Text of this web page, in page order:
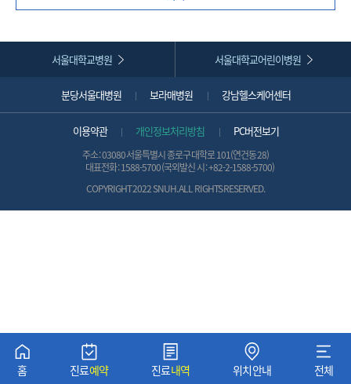
서울대학교병원 서울대학교어린이병원
분당서울대병원 보라매병원 강남헬스케어센터
이용약관 개인정보처리방침 PC버전보기
주소 : 03080 서울특별시 종로구 대학로 101(연건동 28)
대표전화 :1588-5700 (국외발신 시 :+82-2-1588-5700)
COPYRIGHT 2022 SNUH. ALL RIGHTS RESERVED.
홈 진료예약 진료내역 위치안내 전체